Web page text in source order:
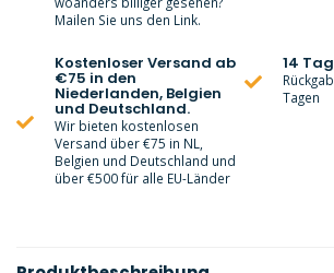
Mailen Sie uns den Link.
Kostenloser Versand ab
€75 in den
Niederlanden, Belgien
und Deutschland.
Wir bieten kostenlosen
Versand über €75 in NL,
Belgien und Deutschland und
über €500 für alle EU-Länder
14
Tagen